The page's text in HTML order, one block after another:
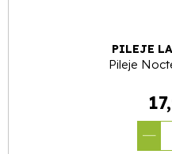
PILEJE
Pileje
17,